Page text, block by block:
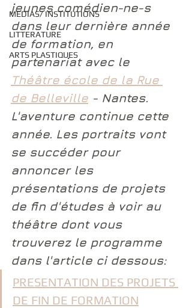
MEDIAS/ INSTITUTIONS
LITTERATURE
ARTS PLASTIQUES
jeunes comédien-ne-s
dans leur dernière année
de formation, en
partenariat avec le
Théâtre école de la Rue
de Belleville - Nantes.
L'aventure continue cette
année. Les portraits vont
se succéder pour
annoncer les
présentations de projets
de fin d'études à voir au
théâtre dont vous
trouverez le programme
dans l'article ci dessous:
PRESENTATION DES PROJETS
DE FIN DE FORMATION